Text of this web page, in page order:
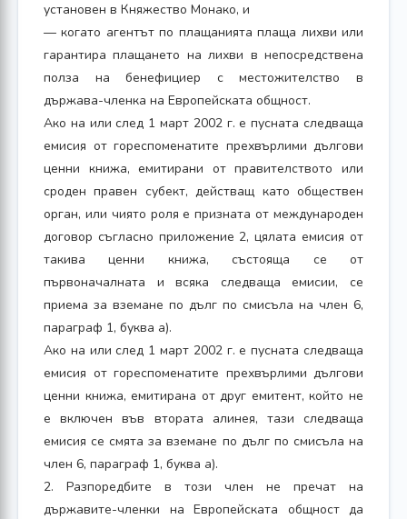
установен в Княжество Монако, и
— когато агентът по плащанията плаща лихви или
гарантира плащането на лихви в непосредствена
полза на бенефициер с местожителство в
държава-членка на Европейската общност.
Ако на или след 1 март 2002 г. е пусната следваща
емисия от гореспоменатите прехвърлими дългови
ценни книжа, емитирани от правителството или
сроден правен субект, действащ като обществен
орган, или чиято роля е призната от международен
договор съгласно приложение 2, цялата емисия от
такива ценни книжа, състояща се от
първоначалната и всяка следваща емисии, се
приема за вземане по дълг по смисъла на член 6,
параграф 1, буква а).
Ако на или след 1 март 2002 г. е пусната следваща
емисия от гореспоменатите прехвърлими дългови
ценни книжа, емитирана от друг емитент, който не
е включен във втората алинея, тази следваща
емисия се смята за вземане по дълг по смисъла на
член 6, параграф 1, буква а).
2. Разпоредбите в този член не пречат на
държавите-членки на Европейската общност да